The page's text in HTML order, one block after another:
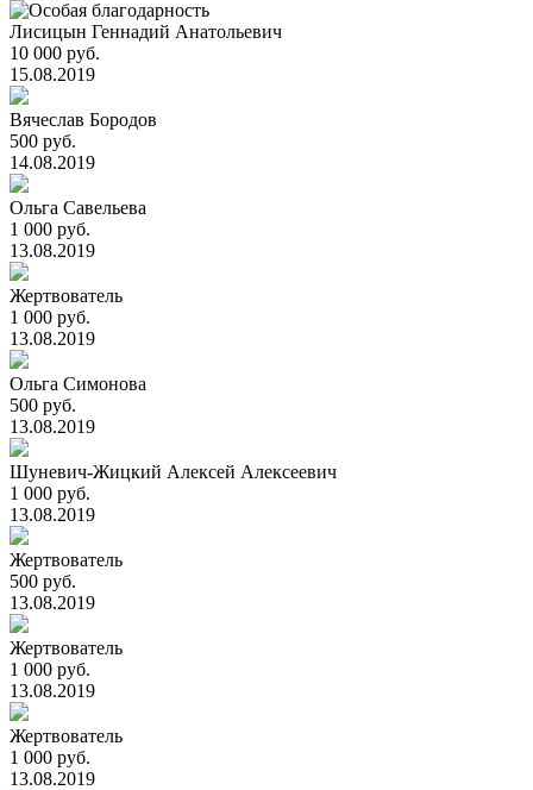
Лисицын Геннадий Анатольевич
10 000 руб.
15.08.2019
Вячеслав Бородов
500 руб.
14.08.2019
Ольга Савельева
1 000 руб.
13.08.2019
Жертвователь
1 000 руб.
13.08.2019
Ольга Симонова
500 руб.
13.08.2019
Шуневич-Жицкий Алексей Алексеевич
1 000 руб.
13.08.2019
Жертвователь
500 руб.
13.08.2019
Жертвователь
1 000 руб.
13.08.2019
Жертвователь
1 000 руб.
13.08.2019